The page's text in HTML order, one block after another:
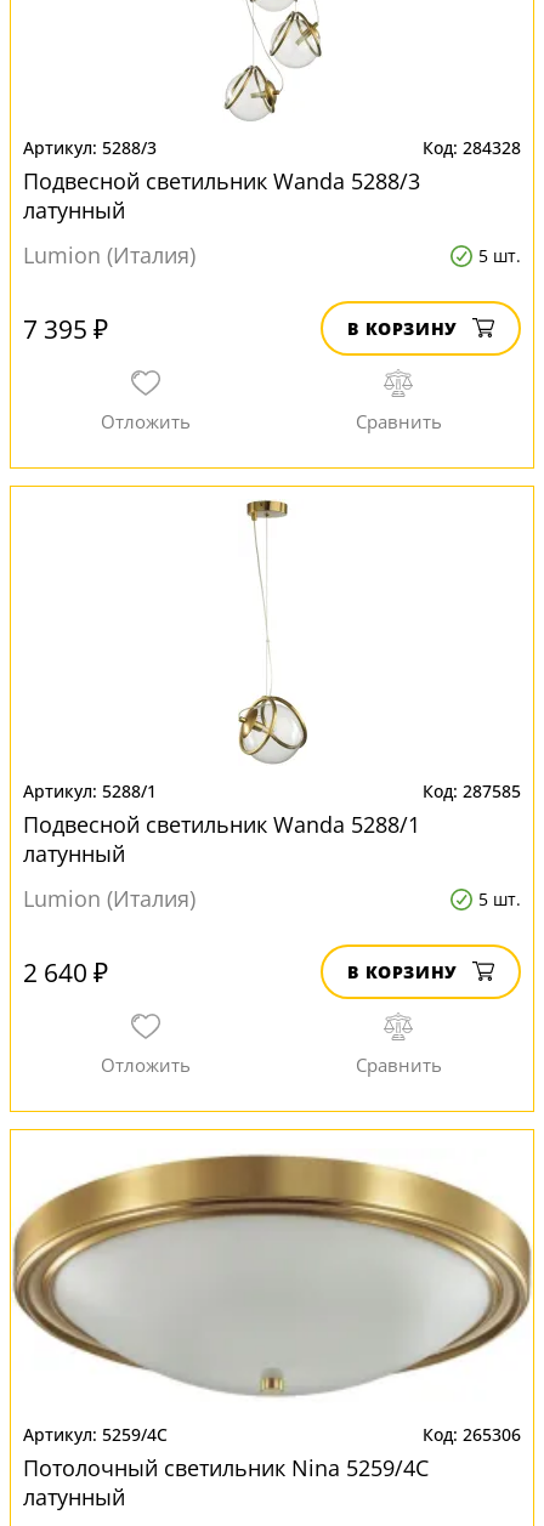
5288/3 284328
Подвесной светильник Wanda 5288/3
латунный
Lumion (Италия)
5 шт.
7 395 ₽ В КОРЗИНУ
5288/1 287585
Подвесной светильник Wanda 5288/1
латунный
Lumion (Италия)
5 шт.
2 640 ₽ В КОРЗИНУ
5259/4C 265306
Потолочный светильник Nina 5259/4C
латунный